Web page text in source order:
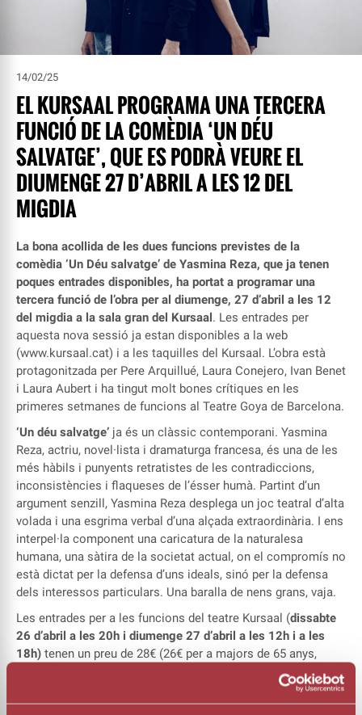
14/02/25
EL KURSAAL PROGRAMA UNA TERCERA
FUNCIÓ DE LA COMÈDIA ‘UN DÉU
SALVATGE’, QUE ES PODRÀ VEURE EL
DIUMENGE 27 D’ABRIL A LES 12 DEL
MIGDIA
La bona acollida de les dues funcions previstes de la
comèdia ‘Un Déu salvatge’ de Yasmina Reza, que ja tenen
poques entrades disponibles, ha portat a programar una
tercera funció de l’obra per al diumenge, 27 d’abril a les 12
del migdia a la sala gran del Kursaal. Les entrades per
aquesta nova sessió ja estan disponibles a la web
(www.kursaal.cat) i a les taquilles del Kursaal. L’obra està
protagonitzada per Pere Arquillué, Laura Conejero, Ivan Benet
i Laura Aubert i ha tingut molt bones crítiques en les
primeres setmanes de funcions al Teatre Goya de Barcelona.
‘Un déu salvatge’ ja és un clàssic contemporani. Yasmina
Reza, actriu, novel·lista i dramaturga francesa, és una de les
més hàbils i punyents retratistes de les contradiccions,
inconsistències i flaqueses de l’ésser humà. Partint d’un
argument senzill, Yasmina Reza desplega un joc teatral d’alta
volada i una esgrima verbal d’una alçada extraordinària. I ens
interpel·la component una caricatura de la naturalesa
humana, una sàtira de la societat actual, on el compromís no
està dictat per la defensa d’uns ideals, sinó per la defensa
dels interessos particulars. Una baralla de nens grans, vaja.
Les entrades per a les funcions del teatre Kursaal (dissabte
26 d’abril a les 20h i diumenge 27 d’abril a les 12h i a les
18h) tenen un preu de 28€ (26€ per a majors de 65 anys,
carnet Galliner i 6€ per a menors de 30 anys) i es poden
comprar a les taquilles del Kursaal o per internet a
www.kursaal.cat